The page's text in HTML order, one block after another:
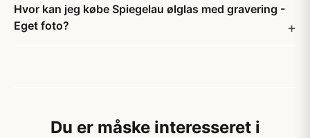
Hvor kan jeg købe Spiegelau ølglas med gravering -
Eget foto?
Du er måske interesseret i